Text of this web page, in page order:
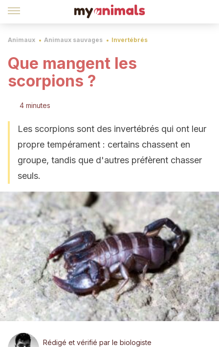
Animaux Animaux sauvages Invertébrés
Que mangent les
scorpions ?
4 minutes
Les scorpions sont des invertébrés qui ont leur
propre tempérament : certains chassent en
groupe, tandis que d'autres préfèrent chasser
seuls.
Rédigé et vérifié par le biologiste